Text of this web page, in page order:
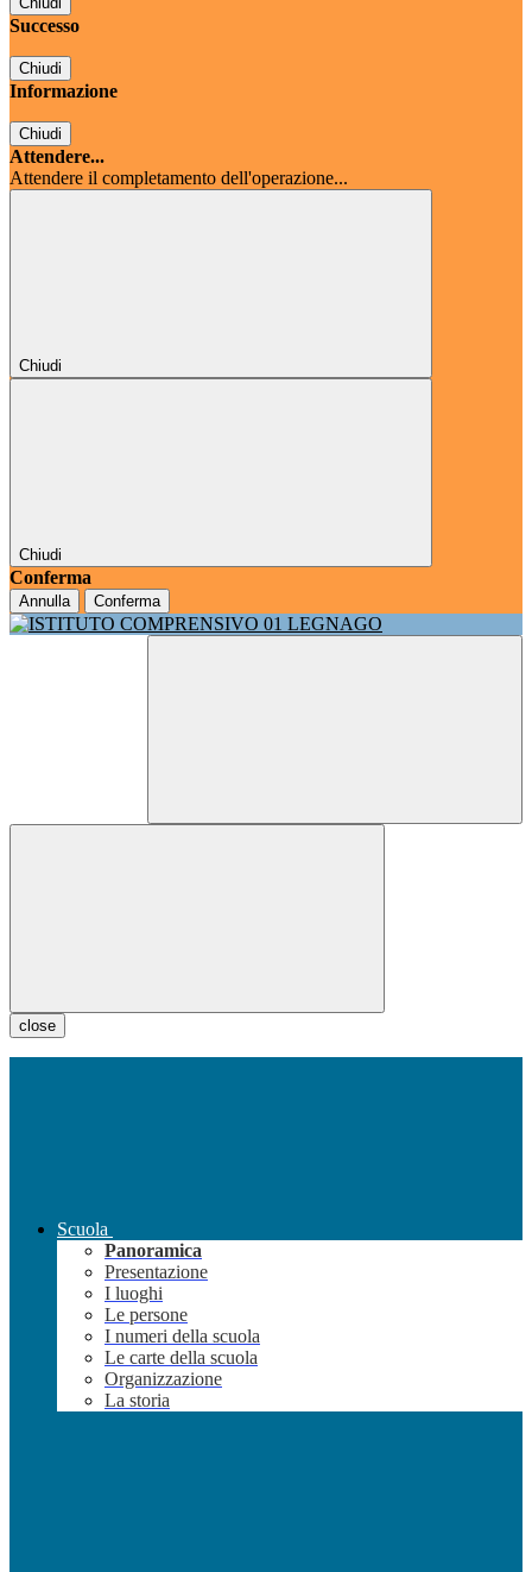
Successo
Chiudi
Informazione
Chiudi
Attendere...
Attendere il completamento dell'operazione...
Chiudi
Chiudi
Conferma
Annulla Conferma
close
Scuola
Panoramica
Presentazione
I luoghi
Le persone
I numeri della scuola
Le carte della scuola
Organizzazione
La storia